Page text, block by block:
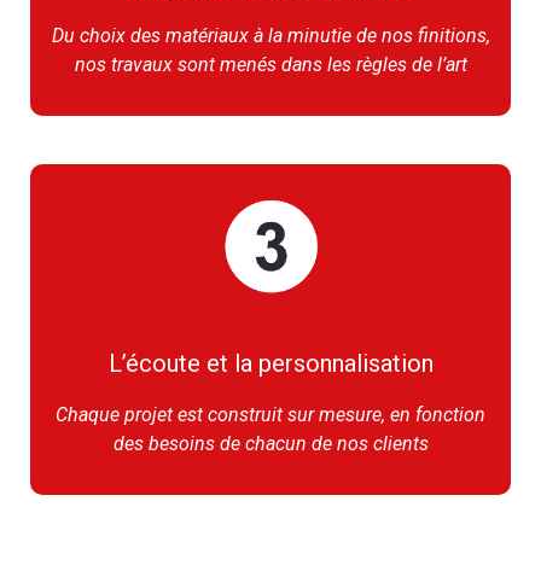
Du choix des matériaux à la minutie de nos finitions,
nos travaux sont menés dans les règles de l’art
L’écoute et la personnalisation
Chaque projet est construit sur mesure, en fonction
des besoins de chacun de nos clients